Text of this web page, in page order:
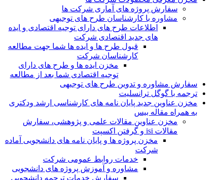
سفارش پروژه های آماری شرکت ها
مشاوره با کارشناسان طرح های توجیهی
اطلاعات طرح های دارای توجیه اقتصادی و ایده
های جدید اقتصادی شرکت
قبول طرح ها و ایده ها شما جهت مطالعه
کارشناسان شرکت
مخزن ایده ها و طرح های دارای
توجیه اقتصادی شما بعد از مطالعه
سفارش مشاوره و تدوین طرح های توجیهی
ترجمه با گوگل ترانسلیت
مخزن عناوین جدید پایان نامه های کارشناسی ارشد ودکتری
به همراه مقاله بیس
مخزن عناوین مقالات علمی و پژوهشی، سفارش
مقالات isi و گرفتن اکسپت
مخزن پروژه ها و پایان نامه های دانشجویی آماده
شرکت
خدمات روابط عمومی شرکت
مشاوره و آموزش پروژه های دانشجویی
سفارش خدمات ترجمه دانشجویی